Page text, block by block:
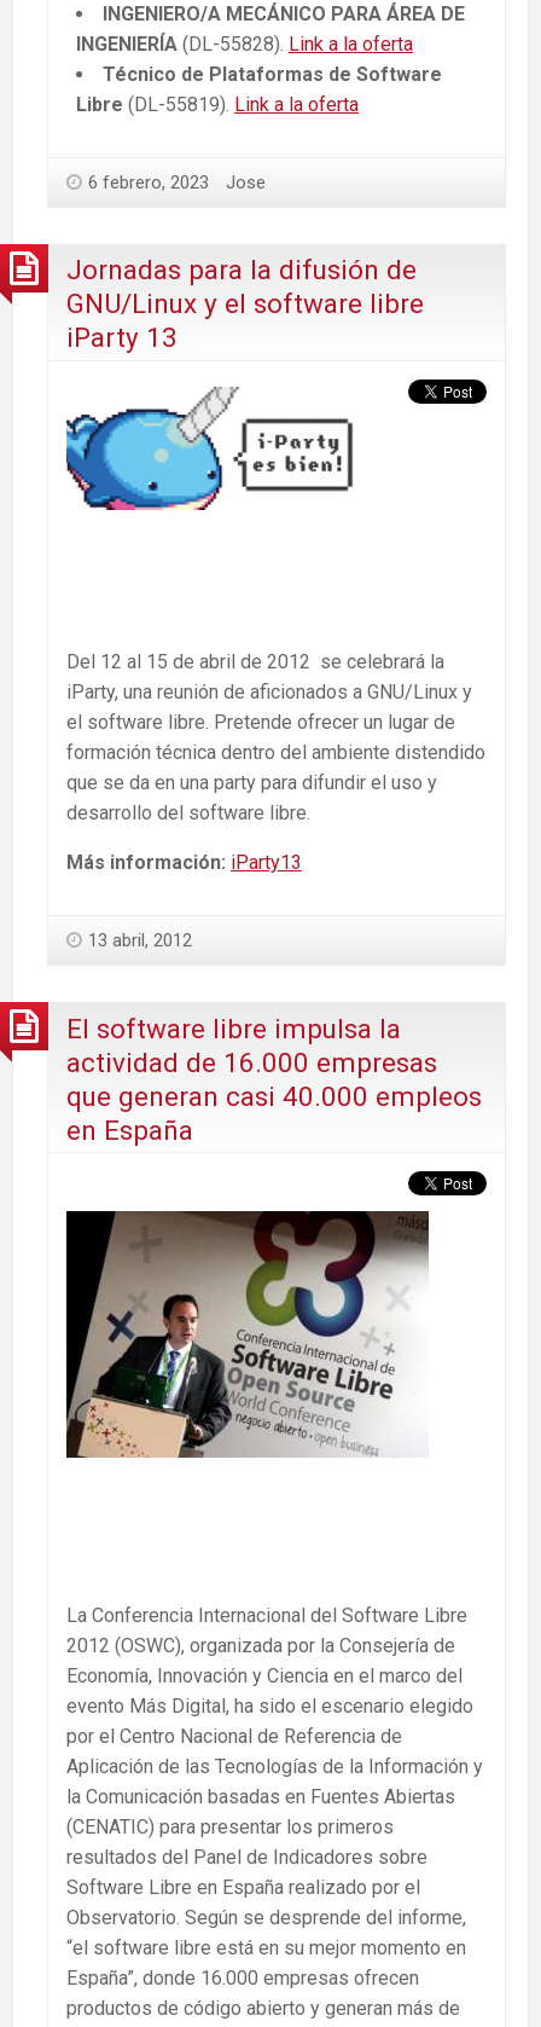
INGENIERO/A MECÁNICO PARA ÁREA DE
INGENIERÍA (DL-55828). Link a la oferta
Técnico de Plataformas de Software
Libre (DL-55819). Link a la oferta
6 febrero, 2023 Jose
Jornadas para la difusión de
GNU/Linux y el software libre
iParty 13
Del 12 al 15 de abril de 2012 se celebrará la
iParty, una reunión de aficionados a GNU/Linux y
el software libre. Pretende ofrecer un lugar de
formación técnica dentro del ambiente distendido
que se da en una party para difundir el uso y
desarrollo del software libre.
Más información: iParty13
13 abril, 2012
El software libre impulsa la
actividad de 16.000 empresas
que generan casi 40.000 empleos
en España
La Conferencia Internacional del Software Libre
2012 (OSWC), organizada por la Consejería de
Economía, Innovación y Ciencia en el marco del
evento Más Digital, ha sido el escenario elegido
por el Centro Nacional de Referencia de
Aplicación de las Tecnologías de la Información y
la Comunicación basadas en Fuentes Abiertas
(CENATIC) para presentar los primeros
resultados del Panel de Indicadores sobre
Software Libre en España realizado por el
Observatorio. Según se desprende del informe,
“el software libre está en su mejor momento en
España”, donde 16.000 empresas ofrecen
productos de código abierto y generan más de